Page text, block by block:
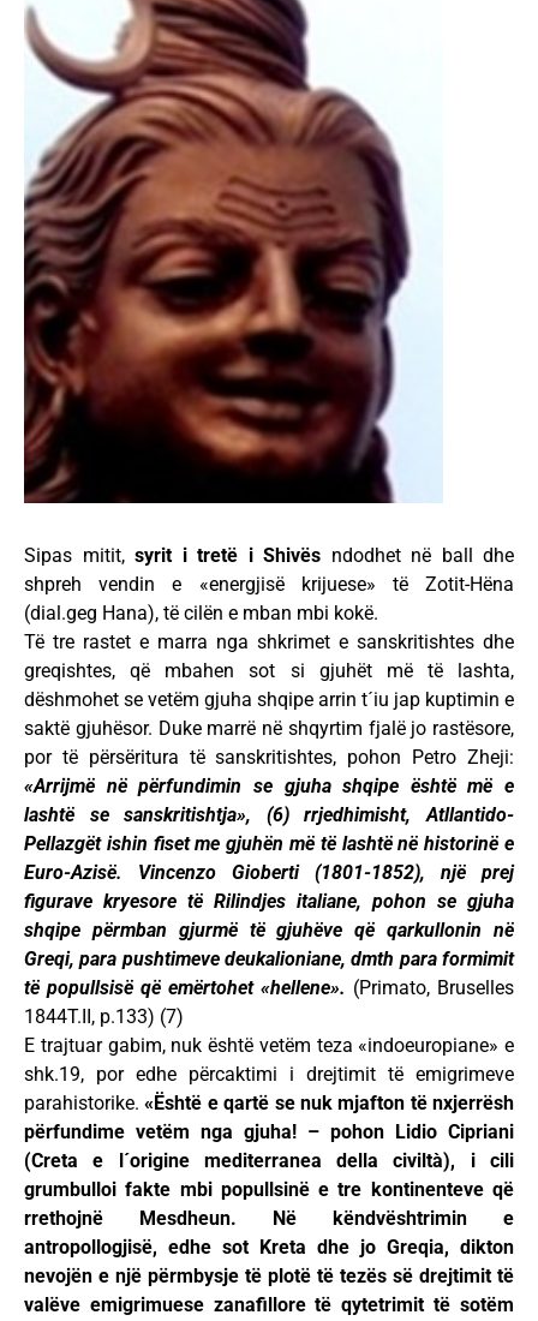
Sipas mitit, syrit i tretë i Shivës ndodhet në ball dhe
shpreh vendin e «energjisë krijuese» të Zotit-Hëna
(dial.geg Hana), të cilën e mban mbi kokë.
Të tre rastet e marra nga shkrimet e sanskritishtes dhe
greqishtes, që mbahen sot si gjuhët më të lashta,
dëshmohet se vetëm gjuha shqipe arrin t´iu jap kuptimin e
saktë gjuhësor. Duke marrë në shqyrtim fjalë jo rastësore,
por të përsëritura të sanskritishtes, pohon Petro Zheji:
«Arrijmë në përfundimin se gjuha shqipe është më e
lashtë se sanskritishtja», (6) rrjedhimisht, Atllantido-
Pellazgët ishin fiset me gjuhën më të lashtë në historinë e
Euro-Azisë. Vincenzo Gioberti (1801-1852), një prej
figurave kryesore të Rilindjes italiane, pohon se gjuha
shqipe përmban gjurmë të gjuhëve që qarkullonin në
Greqi, para pushtimeve deukalioniane, dmth para formimit
të popullsisë që emërtohet «hellene». (Primato, Bruselles
1844T.II, p.133) (7)
E trajtuar gabim, nuk është vetëm teza «indoeuropiane» e
shk.19, por edhe përcaktimi i drejtimit të emigrimeve
parahistorike. «Është e qartë se nuk mjafton të nxjerrësh
përfundime vetëm nga gjuha! – pohon Lidio Cipriani
(Creta e l´origine mediterranea della civiltà), i cili
grumbulloi fakte mbi popullsinë e tre kontinenteve që
rrethojnë Mesdheun. Në këndvështrimin e
antropollogjisë, edhe sot Kreta dhe jo Greqia, dikton
nevojën e një përmbysje të plotë të tezës së drejtimit të
valëve emigrimuese zanafillore të qytetrimit të sotëm